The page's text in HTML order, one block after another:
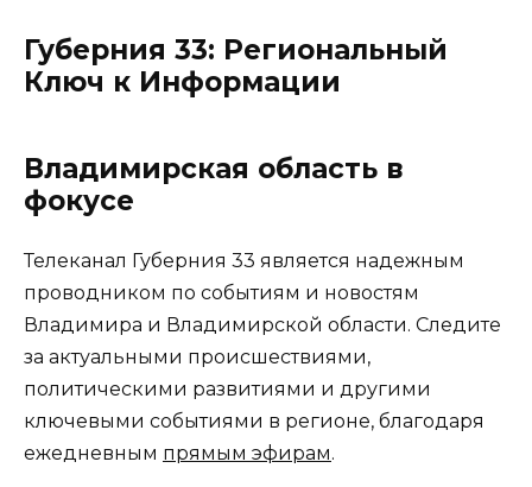
Губерния 33: Региональный
Ключ к Информации
Владимирская область в
фокусе
Телеканал Губерния 33 является надежным
проводником по событиям и новостям
Владимира и Владимирской области. Следите
за актуальными происшествиями,
политическими развитиями и другими
ключевыми событиями в регионе, благодаря
ежедневным прямым эфирам.